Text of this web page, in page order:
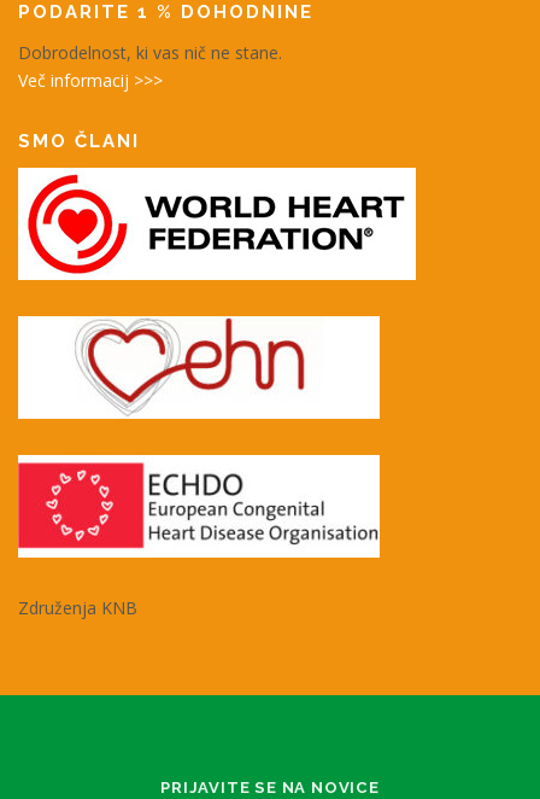
PODARITE 1 % DOHODNINE
Dobrodelnost, ki vas nič ne stane.
Več informacij >>>
SMO ČLANI
Združenja KNB
PRIJAVITE SE NA NOVICE